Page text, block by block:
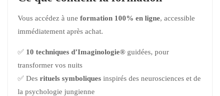
Vous accédez à une formation 100% en ligne, accessible
immédiatement après achat.
✅ 10 techniques d’Imaginologie® guidées, pour
transformer vos nuits
✅ Des rituels symboliques inspirés des neurosciences et de
la psychologie jungienne